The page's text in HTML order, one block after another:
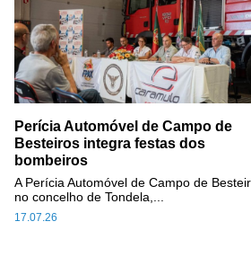
Perícia Automóvel de Campo de
Besteiros integra festas dos
bombeiros
17.07.26
A Perícia Automóvel de Campo de
no concelho de Tondela,...